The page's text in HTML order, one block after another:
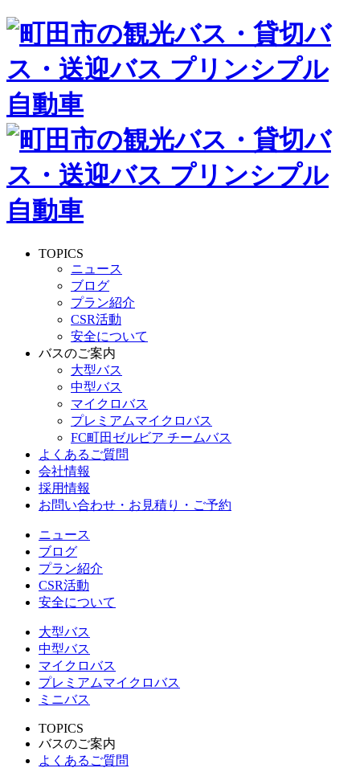
TOPICS
ニュース
ブログ
プラン紹介
CSR活動
安全について
バスのご案内
大型バス
中型バス
マイクロバス
プレミアムマイクロバス
FC町田ゼルビア チームバス
よくあるご質問
会社情報
採用情報
お問い合わせ・お見積り・ご予約
ニュース
ブログ
プラン紹介
CSR活動
安全について
大型バス
中型バス
マイクロバス
プレミアムマイクロバス
ミニバス
TOPICS
バスのご案内
よくあるご質問